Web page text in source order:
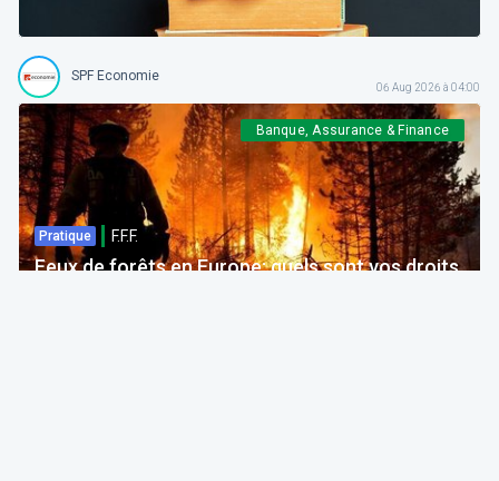
SPF Economie
06 Aug 2026 à 04:00
Banque, Assurance & Finance
Pratique F.F.F.
Feux de forêts en Europe: quels sont vos droits